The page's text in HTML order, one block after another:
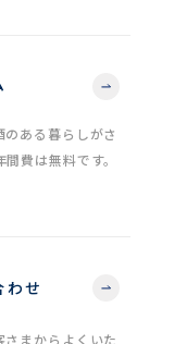
ある暮らしがさ
費は無料です。
わせ
まからよくいた